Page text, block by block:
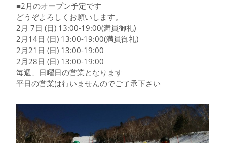
■2月のオープン予定です
どうぞよろしくお願いします。
2月 7日 (日) 13:00-19:00(満員御礼)
2月14日 (日) 13:00-19:00(満員御礼)
2月21日 (日) 13:00-19:00
2月28日 (日) 13:00-19:00
毎週、日曜日の営業となります
平日の営業は行いませんのでご了承下さい